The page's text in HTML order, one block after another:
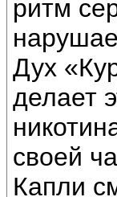
ритм
Дух
делает
своей
Капли